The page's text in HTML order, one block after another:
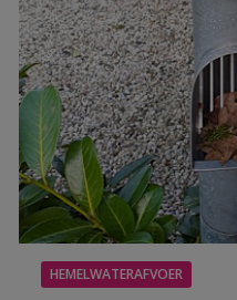
HEMELWATERAFVOER